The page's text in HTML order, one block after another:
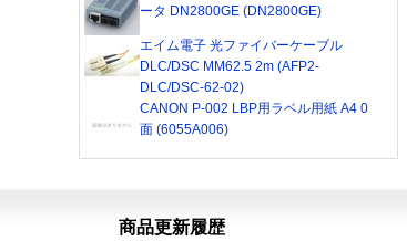
ータ DN2800GE (DN2800GE)
エイム電子 光ファイバーケーブル
DLC/DSC MM62.5 2m (AFP2-
DLC/DSC-62-02)
CANON P-002 LBP用ラベル用紙 A4 0
面 (6055A006)
商品更新履歴